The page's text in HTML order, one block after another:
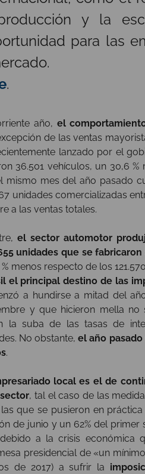
y la
para las
.
año, el
de las ventas
lanzado por el
36.501 vehículos, un 30,6
mismo mes del año pasado
unidades comercializadas
a las ventas totales.
el sector automotor
unidades que se
menos respecto de los
el principal destino de las
a hundirse a mitad del
y que hicieron mella
la suba de las tasas de
No obstante,el año
.
local es el de
, tal el caso de las
que se pusieron en
de junio y un 62% del
a la crisis económica
presidencial de «un
de 2017) a sufrir la